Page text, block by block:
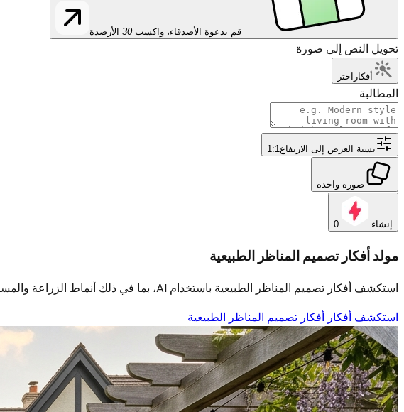
قم بدعوة الأصدقاء، واكسب 30 الأرصدة
تحويل النص إلى صورة
أفكار اختر
المطالبة
نسبة العرض إلى الارتفاع1:1
صورة واحدة
إنشاء 0
مولد أفكار تصميم المناظر الطبيعية
استكشف أفكار تصميم المناظر الطبيعية باستخدام AI، بما في ذلك أنماط الزراعة والمسارات والمواد الخارجية والإضاءة ومفاهيم التخطيط في ثوانٍ.
استكشف أفكار أفكار تصميم المناظر الطبيعية